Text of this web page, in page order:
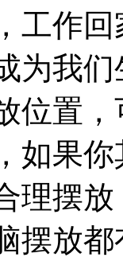
工作
为我
位置
如果
理摆
摆放